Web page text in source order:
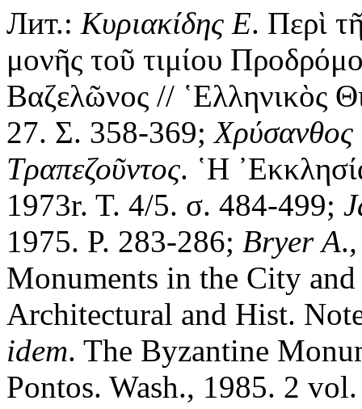
Лит.: Κυριακίδης Ε. Περὶ
μονῆς τοῦ τιμίου
Βαζελῶνος // ῾Ελληνικὸς
27. Σ. 358-369;Χρύσανθος
Τραπεζοῦντος. ῾Η
1973r. T. 4/5. σ. 484-499;
1975. P. 283-286; Bryer A.,
Monuments in the City
Architectural and Hist.
idem. The Byzantine
Pontos. Wash., 1985. 2 vol.